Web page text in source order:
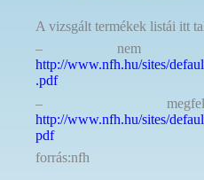
A vizsgált termékek listái itt
– nem
http://www.nfh.hu/sites/
.pdf
–
http://www.nfh.hu/sites/
pdf
forrás:nfh